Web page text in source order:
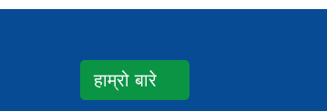
हाम्रो बारे